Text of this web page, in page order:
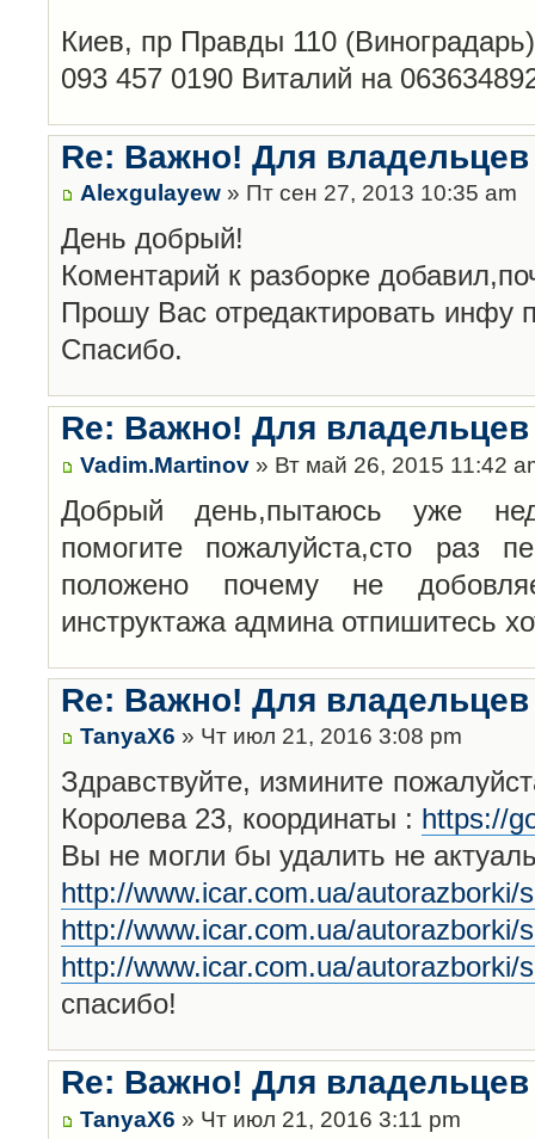
Киев, пр Правды 110
093 457 0190 Виталий на
Re: Важно! Для владельцев
Alexgulayew » Пт сен 27, 2013 10:35 am
День добрый!
Коментарий к разборке
Прошу Вас отредактировать инфу
Спасибо.
Re: Важно! Для владельцев
Vadim.Martinov » Вт май 26, 2015 11:42
Добрый день,пытаюсь уже
помогите пожалуйста,сто раз
положено почему не
инструктажа админа отпишитесь
Re: Важно! Для владельцев
TanyaX6 » Чт июл 21, 2016 3:08 pm
Здравствуйте, измините
Королева 23, координаты : https://
Вы не могли бы удалить не
http://www.icar.com.ua/autorazborki/
http://www.icar.com.ua/autorazborki/
http://www.icar.com.ua/autorazborki/
спасибо!
Re: Важно! Для владельцев
TanyaX6 » Чт июл 21, 2016 3:11 pm